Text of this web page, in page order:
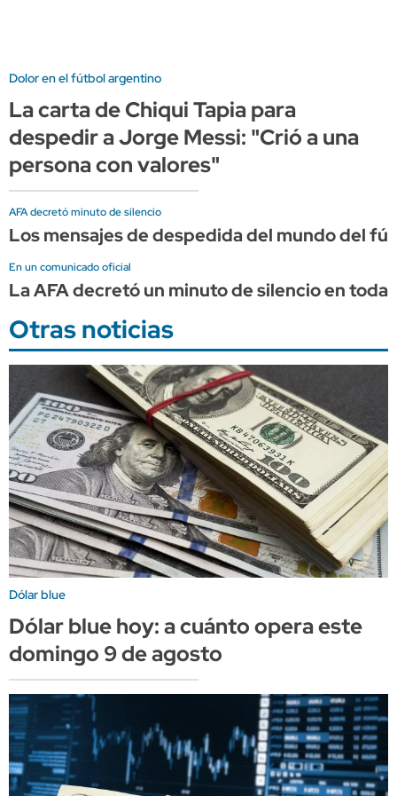
Dolor en el fútbol argentino
La carta de Chiqui Tapia para
despedir a Jorge Messi: "Crió a una
persona con valores"
AFA decretó minuto de silencio
Los mensajes de despedida del mundo del
En un comunicado oficial
La AFA decretó un minuto de silencio en
Otras noticias
Dólar blue
Dólar blue hoy: a cuánto opera este
domingo 9 de agosto